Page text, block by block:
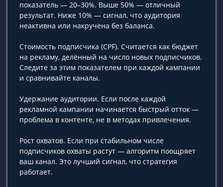
показатель — 20–30%. Выше 50% — отличный
результат. Ниже 10% — сигнал, что аудитория
неактивна или накручена без баланса.
Стоимость подписчика (CPF). Считается как бюджет
на рекламу, делённый на число новых подписчиков.
Следите за этим показателем при каждой кампании
и сравнивайте каналы.
Удержание аудитории. Если после каждой
рекламной кампании начинается быстрый отток —
проблема в контенте, не в методах привлечения.
Рост охватов. Если при стабильном числе
подписчиков охваты растут — алгоритм поощряет
ваш канал. Это лучший сигнал, что стратегия
работает.